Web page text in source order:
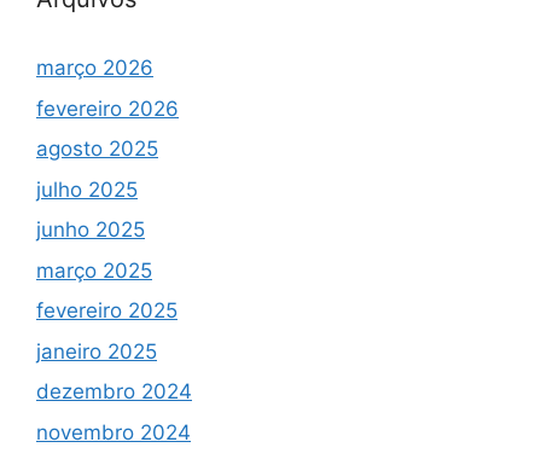
março 2026
fevereiro 2026
agosto 2025
julho 2025
junho 2025
março 2025
fevereiro 2025
janeiro 2025
dezembro 2024
novembro 2024